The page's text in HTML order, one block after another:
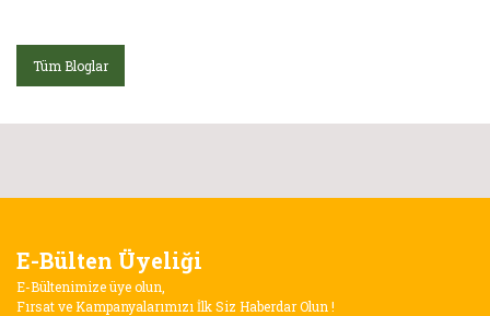
Tüm Bloglar
E-Bülten Üyeliği
E-Bültenimize üye olun,
Fırsat ve Kampanyalarımızı İlk Siz Haberdar Olun !